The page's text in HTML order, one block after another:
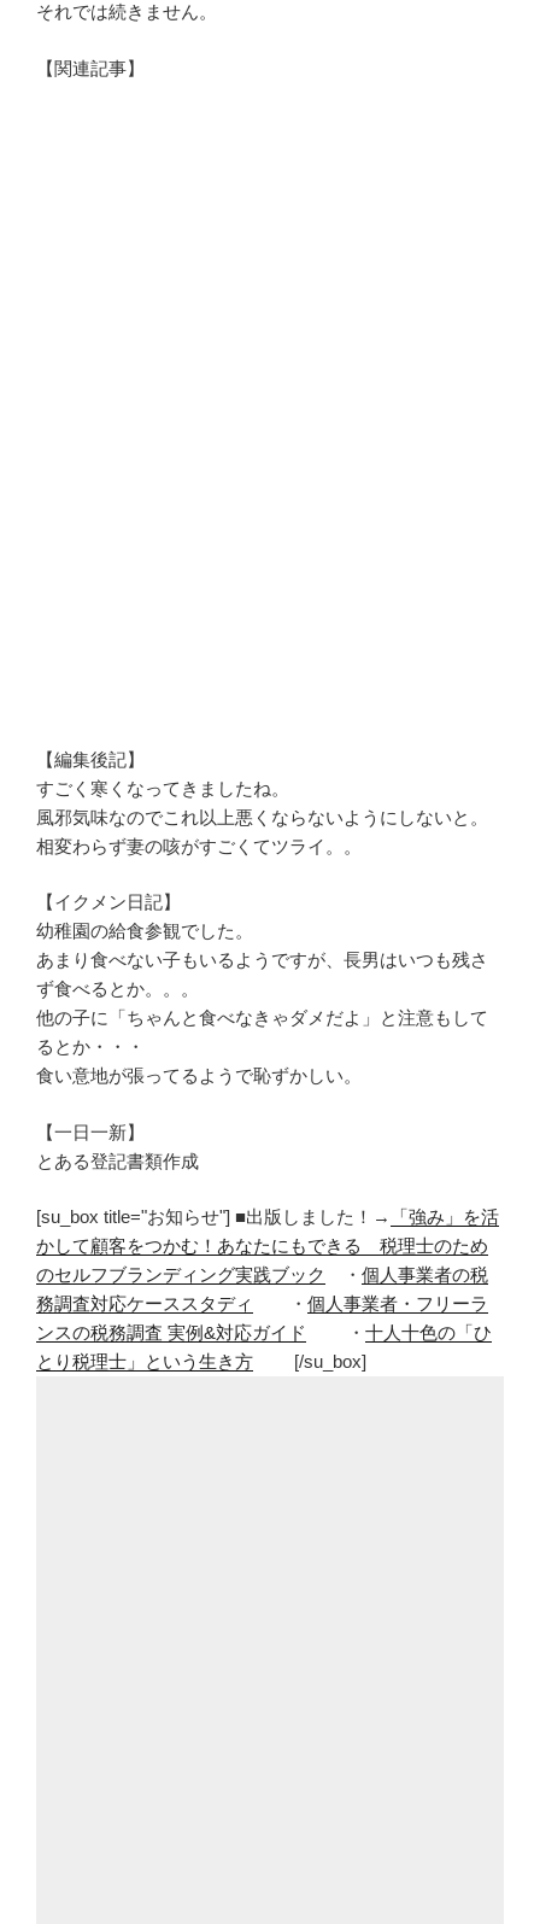
それでは続きません。
【関連記事】
【編集後記】
すごく寒くなってきましたね。
風邪気味なのでこれ以上悪くならないようにしないと。
相変わらず妻の咳がすごくてツライ。。
【イクメン日記】
幼稚園の給食参観でした。
あまり食べない子もいるようですが、長男はいつも残さ
ず食べるとか。。。
他の子に「ちゃんと食べなきゃダメだよ」と注意もして
るとか・・・
食い意地が張ってるようで恥ずかしい。
【一日一新】
とある登記書類作成
[su_box title="お知らせ"] ■出版しました！→
「強み」を活
かして顧客をつかむ！あなたにもできる 税理士のため
のセルフブランディング実践ブック
・ 個人事業者の税
務調査対応ケーススタディ
・ 個人事業者・フリーラ
ンスの税務調査 実例&対応ガイド
・ 十人十色の「ひ
とり税理士」という生き方 [/su_box]